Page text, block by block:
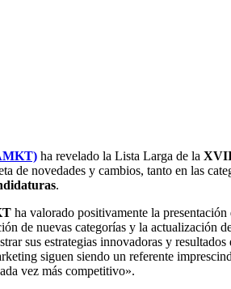
ha revelado la Lista Larga de la XVII
de novedades y cambios, tanto en las
.
ha valorado positivamente la presentación
de nuevas categorías y la actualización
sus estrategias innovadoras y
siguen siendo un referente
vez más competitivo».